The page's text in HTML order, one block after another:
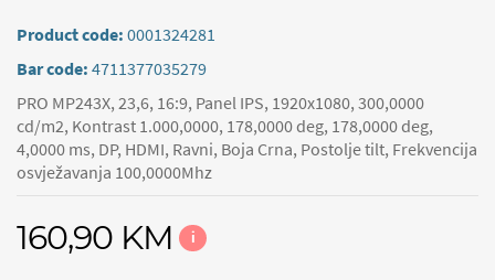
Product code: 0001324281
Bar code: 4711377035279
PRO MP243X, 23,6, 16:9, Panel IPS, 1920x1080, 300,0000
cd/m2, Kontrast 1.000,0000, 178,0000 deg, 178,0000 deg,
4,0000 ms, DP, HDMI, Ravni, Boja Crna, Postolje tilt, Frekvencija
osvježavanja 100,0000Mhz
160,90 KM i